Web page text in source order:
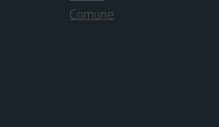
Comune